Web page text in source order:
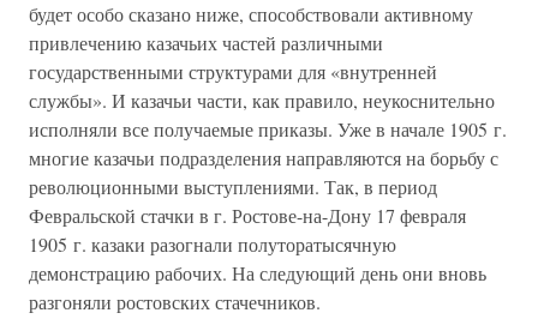
будет особо сказано ниже, способствовали активному
привлечению казачьих частей различными
государственными структурами для «внутренней
службы». И казачьи части, как правило, неукоснительно
исполняли все получаемые приказы. Уже в начале 1905 г.
многие казачьи подразделения направляются на борьбу с
революционными выступлениями. Так, в период
Февральской стачки в г. Ростове-на-Дону 17 февраля
1905 г. казаки разогнали полуторатысячную
демонстрацию рабочих. На следующий день они вновь
разгоняли ростовских стачечников.